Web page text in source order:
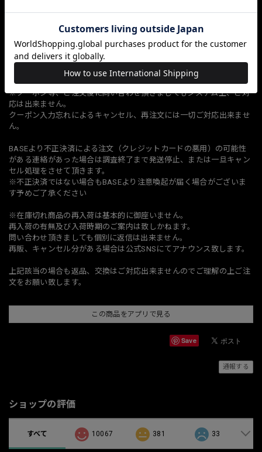
に支障が出る問い合わせ、名前や電話番号を変え何点も購入しようと
する等、転売目的と当店が判断した場合、異常な複数ご注文等繰り返
しされるお客様は当店の判断によりキャンセル、場合により今後当店
オンラインショップのご利用を制限させていただきます。
※ご注文後の別注文の同梱はシステム上ご対応できません。
※当店は簡易包装となります。
※クーポン等、ご注文後に問い合わせ頂きましてもシステム上、ご対
応は出来ません。
クーポン入力忘れによるキャンセル、再注文には一切ご対応出来ませ
ん。
BASEより不正決済による注文（クレジットカードの悪用）の可能性
がある連絡があった場合は調査終了まで発送停止、または一旦キャン
セル処理をさせて頂きます。
※不正決済ではない場合もBASEより注意喚起が届く場合がございま
す予めご了承ください
※在庫切れ商品の再入荷は基本的に御座いません。
再入荷の有無及び入荷時期のご案内は致しかねます。
問い合わせ頂きましても個別に返信は出来ません。
再販、キャンセル分がある場合は公式SNSにてアナウンス致します。
上記該当の場合も返品、交換はご対応出来ませんのでご理解の上ご注
文をお願い致します。
この商品をアプリで見る
Save
通報する
ショップの評価
すべて 10067 381 33